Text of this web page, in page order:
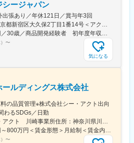
シージャパン
張あり／年休121日／賞与年3回
【駅チカ】■本社／東京都新宿区大久保2丁目1番14号＜アクセス＞東京メトロ「東新宿駅」より徒歩約3分※受動喫煙対策：あり
初年度年収例680万円／30歳／商品開発経験者 初年度年収例550万円／25歳／食品卸営業経験者
〜
気になる
ールディングス株式会社
の品質管理※株式会社シー・アクト出向
わるSDGs／日勤
＜勤務地詳細＞シー・アクト 川崎事業所住所：神奈川県川崎市川崎区殿町２丁目17-8 川崎事業所勤務地最寄駅：太子線／小島新田駅受動喫煙対策：敷地内喫煙可能場所あり変更の範囲：会社の定める事業所
＜予定年収＞400万円～800万円＜賃金形態＞月給制＜賃金内訳＞月額（基本給）：240,000円～485,000円＜月給＞240,000円～485,000円＜昇給有無＞有＜残業手当＞有＜給与補足＞【賞与】年2回（3月 / 9月）【昇給】年1回（1月）※年齢・経験を考慮の上、決定いたします。賃金はあくまでも目安の金額であり、選考を通じて上下する可能性があります。月給(月額)は固定手当を含めた表記です。
〜